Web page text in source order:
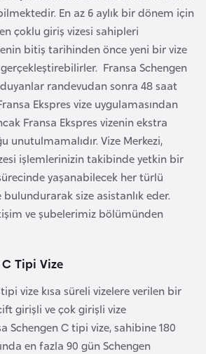
En az 6 aylık bir dönem için
çoklu giriş vizesi sahipleri
bitiş tarihinden önce yeni bir vize
Fransa Schengen
randevudan sonra 48 saat
Ekspres vize uygulamasından
Fransa Ekspres vizenin ekstra
unutulmamalıdır. Vize Merkezi,
işlemlerinizin takibinde yetkin bir
yaşanabilecek her türlü
size asistanlık eder.
ve şubelerimiz bölümünden
Tipi Vize
vize kısa süreli vizelere verilen bir
girişli ve çok girişli vize
Schengen C tipi vize, sahibine 180
en fazla 90 gün Schengen